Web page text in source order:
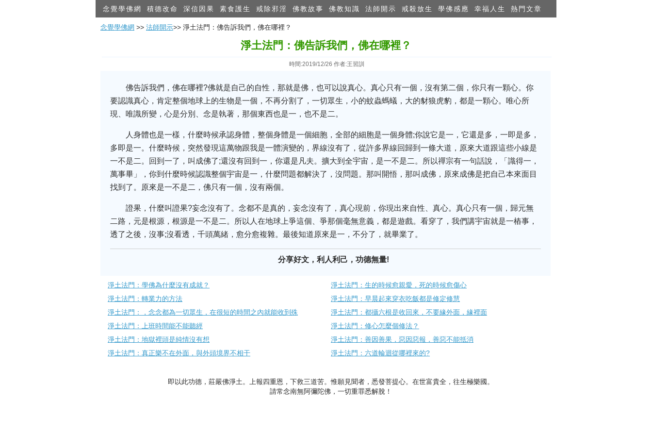
念覺學佛網 積德改命 深信因果 素食護生 戒除邪淫 佛教故事 佛教知識 法師開示 戒殺放生 學佛感應 幸福人生 熱門文章
念覺學佛網 >> 法師開示>> 淨土法門：佛告訴我們，佛在哪裡？
淨土法門：佛告訴我們，佛在哪裡？
時間:2019/12/26 作者:王習訓
佛告訴我們，佛在哪裡?佛就是自己的自性，那就是佛，也可以說真心。真心只有一個，沒有第二個，你只有一顆心。你
要認識真心，肯定整個地球上的生物是一個，不再分割了，一切眾生，小的蚊蟲螞蟻，大的豺狼虎豹，都是一顆心。唯心所
現、唯識所變，心是分別、念是執著，那個東西也是一，也不是二。
人身體也是一樣，什麼時候承認身體，整個身體是一個細胞，全部的細胞是一個身體;你說它是一，它還是多，一即是多，
多即是一。什麼時候，突然發現這萬物跟我是一體演變的，界線沒有了，從許多界線回歸到一條大道，原來大道跟這些小線是
一不是二。回到一了，叫成佛了;還沒有回到一，你還是凡夫。擴大到全宇宙，是一不是二。所以禪宗有一句話說，「識得一，
萬事畢」，你到什麼時候認識整個宇宙是一，什麼問題都解決了，沒問題。那叫開悟，那叫成佛，原來成佛是把自己本來面目
找到了。原來是一不是二，佛只有一個，沒有兩個。
證果，什麼叫證果?妄念沒有了。念都不是真的，妄念沒有了，真心現前，你現出來自性、真心。真心只有一個，歸元無
二路，元是根源，根源是一不是二。所以人在地球上爭這個、爭那個毫無意義，都是遊戲。看穿了，我們講宇宙就是一樁事，
透了之後，沒事;沒看透，千頭萬緒，愈分愈複雜。最後知道原來是一，不分了，就畢業了。
分享好文，利人利己，功德無量!
淨土法門：學佛為什麼沒有成就？
淨土法門：生的時候愈親愛，死的時候愈傷心
淨土法門：轉業力的方法
淨土法門：早晨起來穿衣吃飯都是修定修慧
淨土法門：，念念都為一切眾生，在很短的時間之內就能收到殊
淨土法門：都攝六根是收回來，不要緣外面，緣裡面
淨土法門：上班時間能不能聽經
淨土法門：修心怎麼個修法？
淨土法門：地獄裡頭是純情沒有想
淨土法門：善因善果，惡因惡報，善惡不能抵消
淨土法門：真正樂不在外面，與外頭境界不相干
淨土法門：六道輪迴從哪裡來的?
即以此功德，莊嚴佛淨土。上報四重恩，下救三道苦。惟願見聞者，悉發菩提心。在世富貴全，往生極樂國。
請常念南無阿彌陀佛，一切重罪悉解脫！